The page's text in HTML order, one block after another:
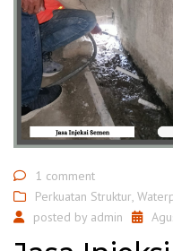
1 comment
Perkuatan Struktur,
posted by admin